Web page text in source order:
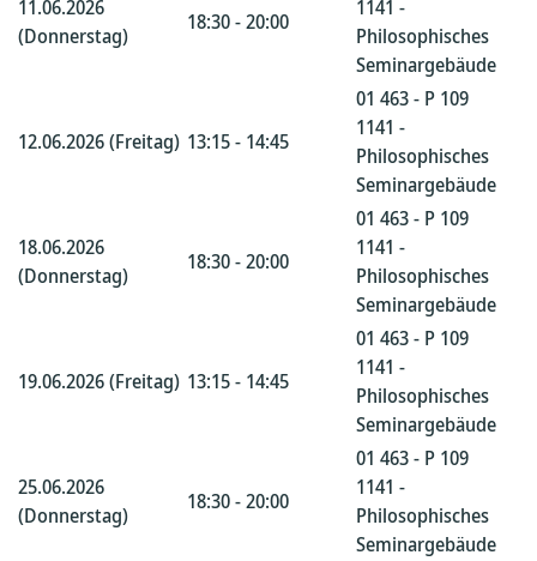
11.06.2026
(Donnerstag)
18:30 - 20:00
1141 -
Philosophisches
Seminargebäude
12.06.2026 (Freitag) 13:15 - 14:45
01 463 - P 109
1141 -
Philosophisches
Seminargebäude
18.06.2026
(Donnerstag)
18:30 - 20:00
01 463 - P 109
1141 -
Philosophisches
Seminargebäude
19.06.2026 (Freitag) 13:15 - 14:45
01 463 - P 109
1141 -
Philosophisches
Seminargebäude
25.06.2026
(Donnerstag)
18:30 - 20:00
01 463 - P 109
1141 -
Philosophisches
Seminargebäude